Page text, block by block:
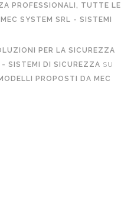
PROFESSIONALI, TUTTE LE
SYSTEM SRL - SISTEMI
PER LA SICUREZZA
SISTEMI DI SICUREZZA SU
PROPOSTI DA MEC